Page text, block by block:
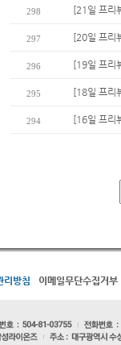
298 [21일 프리
297 [20일 프리
296 [19일 프리
295 [18일 프리
294 [16일 프리
리방침 이메일무단수집거부